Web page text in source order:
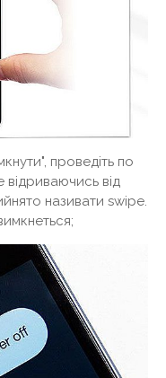
проведіть по
відриваючись від
називати swipe.